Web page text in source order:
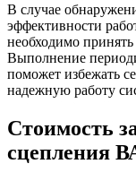
В случае
эффективности
необходимо
Выполнение
поможет избежать
надежную работу
Стоимость
сцепления